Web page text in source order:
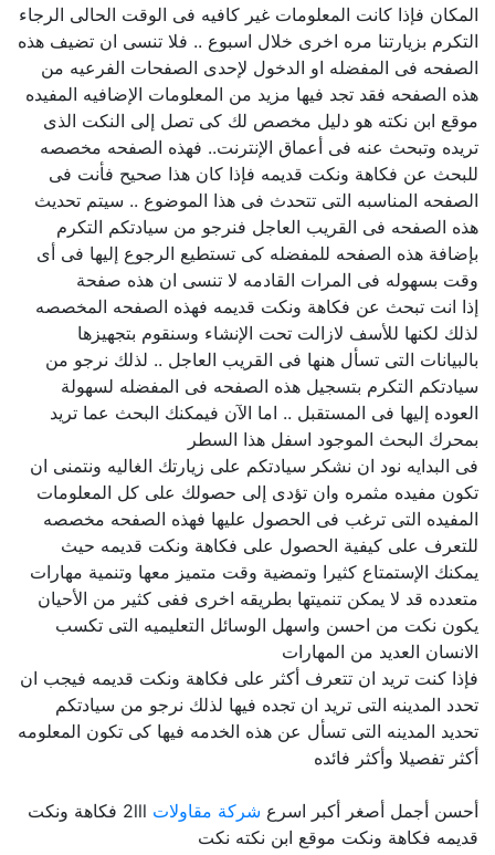
المكان فإذا كانت المعلومات غير كافيه فى الوقت الحالى الرجاء
التكرم بزيارتنا مره اخرى خلال اسبوع .. فلا تنسى ان تضيف هذه
الصفحه فى المفضله او الدخول لإحدى الصفحات الفرعيه من
هذه الصفحه فقد تجد فيها مزيد من المعلومات الإضافيه المفيده
موقع ابن نكته هو دليل مخصص لك كى تصل إلى النكت الذى
تريده وتبحث عنه فى أعماق الإنترنت.. فهذه الصفحه مخصصه
للبحث عن فكاهة ونكت قديمه فإذا كان هذا صحيح فأنت فى
الصفحه المناسبه التى تتحدث فى هذا الموضوع .. سيتم تحديث
هذه الصفحه فى القريب العاجل فنرجو من سيادتكم التكرم
بإضافة هذه الصفحه للمفضله كى تستطيع الرجوع إليها فى أى
وقت بسهوله فى المرات القادمه لا تنسى ان هذه صفحة
إذا انت تبحث عن فكاهة ونكت قديمه فهذه الصفحه المخصصه
لذلك لكنها للأسف لازالت تحت الإنشاء وسنقوم بتجهيزها
بالبيانات التى تسأل هنها فى القريب العاجل .. لذلك نرجو من
سيادتكم التكرم بتسجيل هذه الصفحه فى المفضله لسهولة
العوده إليها فى المستقبل .. اما الآن فيمكنك البحث عما تريد
بمحرك البحث الموجود اسفل هذا السطر
فى البدايه نود ان نشكر سيادتكم على زيارتك الغاليه ونتمنى ان
تكون مفيده مثمره وان تؤدى إلى حصولك على كل المعلومات
المفيده التى ترغب فى الحصول عليها فهذه الصفحه مخصصه
للتعرف على كيفية الحصول على فكاهة ونكت قديمه حيث
يمكنك الإستمتاع كثيرا وتمضية وقت متميز معها وتنمية مهارات
متعدده قد لا يمكن تنميتها بطريقه اخرى ففى كثير من الأحيان
يكون نكت من احسن واسهل الوسائل التعليميه التى تكسب
الانسان العديد من المهارات
فإذا كنت تريد ان تتعرف أكثر على فكاهة ونكت قديمه فيجب ان
تحدد المدينه التى تريد ان تجده فيها لذلك نرجو من سيادتكم
تحديد المدينه التى تسأل عن هذه الخدمه فيها كى تكون المعلومه
أكثر تفصيلا وأكثر فائده
أحسن أجمل أصغر أكبر اسرع شركة مقاولات
2lll فكاهة ونكت
قديمه فكاهة ونكت موقع ابن نكته نكت